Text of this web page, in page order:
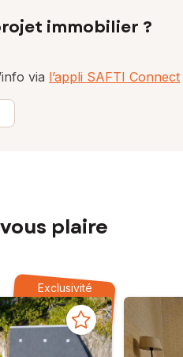
immobilier ?
via l’appli SAFTI Connect
plaire
Exclusivité